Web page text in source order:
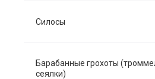
Силосы
Барабанные грохоты
сеялки)